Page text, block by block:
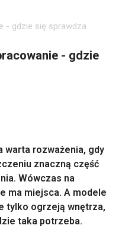
- gdzie się sprawdza
- gdzie
warta rozważenia, gdy
znaczną część
Wówczas na
ma miejsca. A modele
tylko ogrzeją wnętrza,
taka potrzeba.